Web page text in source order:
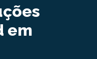
em